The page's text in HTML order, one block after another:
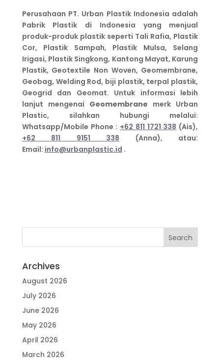
Perusahaan PT. Urban Plastik Indonesia adalah
Pabrik Plastik di Indonesia yang menjual
produk-produk plastik seperti Tali Rafia, Plastik
Cor, Plastik Sampah, Plastik Mulsa, Selang
Irigasi, Plastik Singkong, Kantong Mayat, Karung
Plastik, Geotextile Non Woven, Geomembrane,
Geobag, Welding Rod, biji plastik, terpal plastik,
Geogrid dan Geomat. Untuk informasi lebih
lanjut mengenai Geomembrane merk Urban
Plastic, silahkan hubungi melalui:
Whatsapp/Mobile Phone : +62 811 1721 338 (Ais),
+62 811 9151 338 (Anna), atau:
Email: info@urbanplastic.id .
Archives
August 2026
July 2026
June 2026
May 2026
April 2026
March 2026